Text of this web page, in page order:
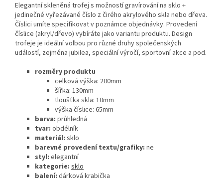
Elegantní skleněná trofej s možností gravírování na sklo +
jedinečné vyřezávané číslo z čirého akrylového skla nebo dřeva.
Číslici umíte specifikovat v poznámce objednávky. Provedení
číslice (akryl/dřevo) vybíráte jako variantu produktu. Design
trofeje je ideální volbou pro různé druhy společenských
událostí, zejména jubilea, speciální výročí, sportovní akce a pod.
rozměry produktu
celková výška: 200mm
šířka: 130mm
tloušťka skla: 10mm
výška číslice: 65mm
barva: průhledná
tvar: obdélník
materiál: sklo
barevné provedení textu/grafiky: ne
styl: elegantní
kategorie: sklo
balení: dárková krabička